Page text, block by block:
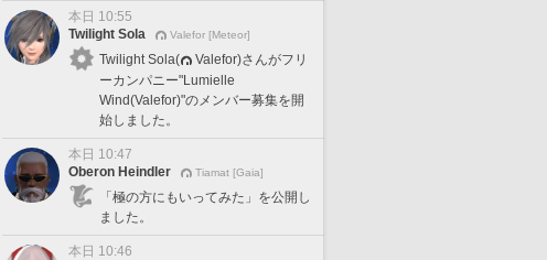
本日 10:55
Twilight Sola
Valefor [Meteor]
Twilight Sola(
Valefor)さんがフリ
ーカンパニー"Lumielle
Wind(Valefor)"のメンバー募集を開
始しました。
本日 10:47
Oberon Heindler
Tiamat [Gaia]
「極の方にもいってみた」を公開し
ました。
本日 10:46